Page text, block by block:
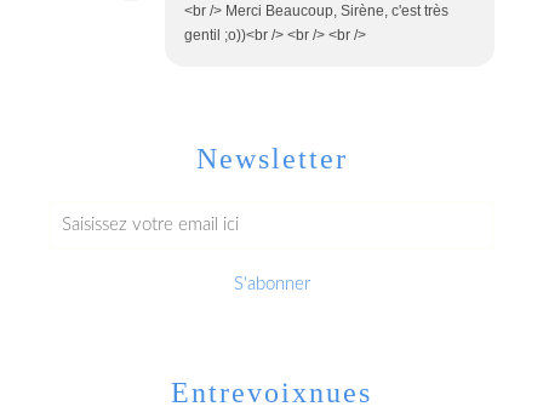
<br /> Merci Beaucoup, Sirène, c'est très
gentil ;o))<br /> <br /> <br />
Newsletter
Entrevoixnues